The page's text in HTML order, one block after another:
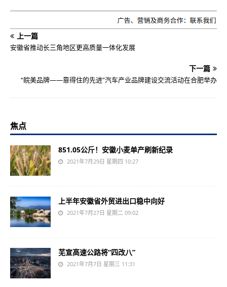
上一篇
安徽省推动长三角地区更高质量一体化发展
下一篇
“皖美品牌——靠得住的先进”汽车产业品牌建设交流活动在合肥举办
焦点
851.05公斤！安徽小麦单产刷新纪录
2021年7月29日 星期四 10:27
上半年安徽省外贸进出口稳中向好
2021年7月27日 星期二 09:02
芜宣高速公路将“四改八”
2021年7月7日 星期三 11:31